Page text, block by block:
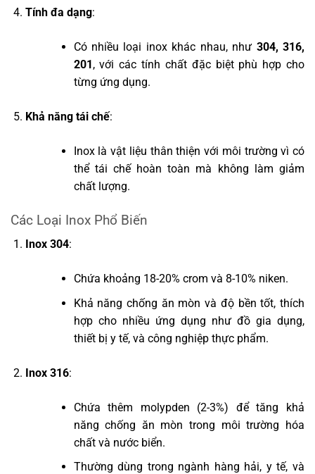
Tính đa dạng:
Có nhiều loại inox khác nhau, như 304, 316,
201, với các tính chất đặc biệt phù hợp cho
từng ứng dụng.
Khả năng tái chế:
Inox là vật liệu thân thiện với môi trường vì có
thể tái chế hoàn toàn mà không làm giảm
chất lượng.
Các Loại Inox Phổ Biến
Inox 304:
Chứa khoảng 18-20% crom và 8-10% niken.
Khả năng chống ăn mòn và độ bền tốt, thích
hợp cho nhiều ứng dụng như đồ gia dụng,
thiết bị y tế, và công nghiệp thực phẩm.
Inox 316:
Chứa thêm molypden (2-3%) để tăng khả
năng chống ăn mòn trong môi trường hóa
chất và nước biển.
Thường dùng trong ngành hàng hải, y tế, và